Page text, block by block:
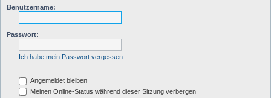
Benutzername:
Passwort:
Ich habe mein Passwort vergessen
Angemeldet bleiben
Meinen Online-Status während dieser Sitzung verbergen